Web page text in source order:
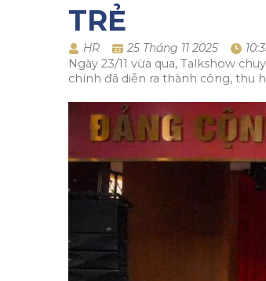
TRẺ
HR 25 Tháng 11 2025
Ngày 23/11 vừa qua, Talkshow
chính đã diễn ra thành công, thu